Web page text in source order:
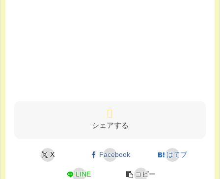
シェアする
X Facebook はてブ
LINE コピー